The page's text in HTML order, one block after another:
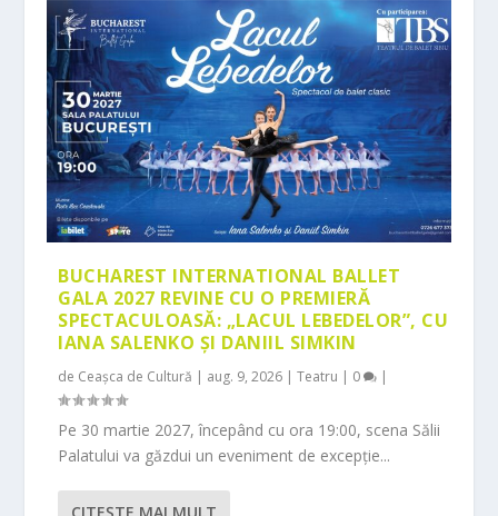
BUCHAREST INTERNATIONAL BALLET
GALA 2027 REVINE CU O PREMIERĂ
SPECTACULOASĂ: „LACUL LEBEDELOR”, CU
IANA SALENKO ȘI DANIIL SIMKIN
de Ceașca de Cultură | aug. 9, 2026 |Teatru | 0 |
Pe 30 martie 2027, începând cu ora 19:00, scena Sălii
Palatului va găzdui un eveniment de excepție...
CITEŞTE MAI MULT